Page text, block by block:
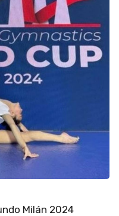
Milán 2024